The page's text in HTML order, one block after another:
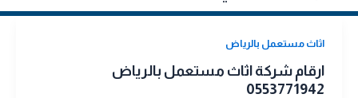
اثاث مستعمل بالرياض
ارقام شركة اثاث مستعمل بالرياض
0553771942